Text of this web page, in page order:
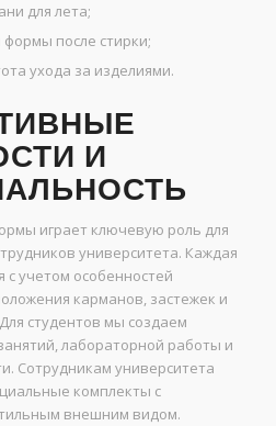
для лета;
после стирки;
ухода за изделиями.
И
играет ключевую роль для
университета. Каждая
учетом особенностей
карманов, застежек и
студентов мы создаем
лабораторной работы и
Сотрудникам университета
комплекты с
внешним видом.